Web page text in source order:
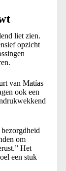
liet zien.
opzicht
van Matías
ook een
om
Het
een stuk